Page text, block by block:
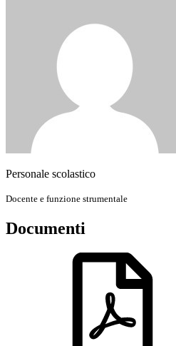
Personale scolastico
Docente e funzione strumentale
Documenti